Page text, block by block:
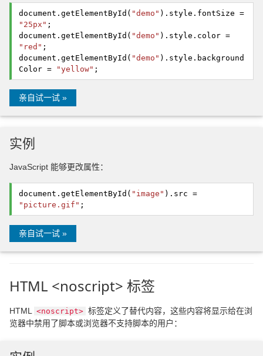
document. getElementById ( "demo" ). style . fontSize =
"25px" ;
document. getElementById ( "demo" ). style . color =
"red" ;
document. getElementById ( "demo" ). style . background
Color = "yellow" ;
亲自试一试 »
实例
JavaScript 能够更改属性：
document. getElementById ( "image" ). src =
"picture.gif" ;
亲自试一试 »
HTML <noscript> 标签
HTML <noscript> 标签定义了替代内容，这些内容将显示给在浏
览器中禁用了脚本或浏览器不支持脚本的用户：